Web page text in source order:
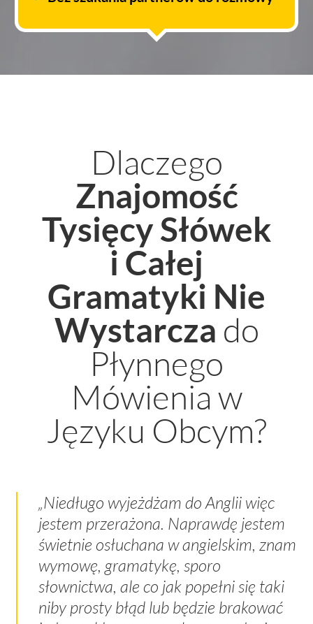
Dlaczego
Znajomość
Tysięcy Słówek
i Całej
Gramatyki Nie
Wystarcza do
Płynnego
Mówienia w
Języku Obcym?
„Niedługo wyjeżdżam do Anglii więc
jestem przerażona. Naprawdę jestem
świetnie osłuchana w angielskim, znam
wymowę, gramatykę, sporo
słownictwa, ale co jak popełni się taki
niby prosty błąd lub będzie brakować